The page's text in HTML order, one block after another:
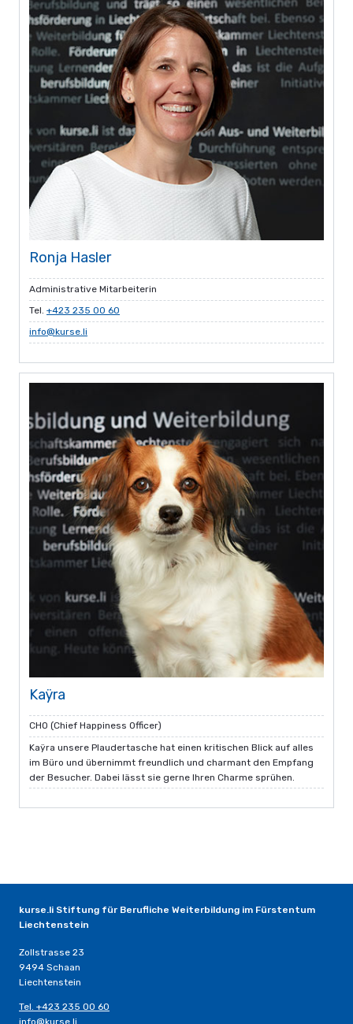
Ronja Hasler
Administrative Mitarbeiterin
Tel. +423 235 00 60
info@kurse.li
Kaÿra
CHO (Chief Happiness Officer)
Kaÿra unsere Plaudertasche hat einen kritischen Blick auf alles
im Büro und übernimmt freundlich und charmant den Empfang
der Besucher. Dabei lässt sie gerne Ihren Charme sprühen.
kurse.li Stiftung für Berufliche Weiterbildung im Fürstentum
Liechtenstein
Zollstrasse 23
9494 Schaan
Liechtenstein
Tel. +423 235 00 60